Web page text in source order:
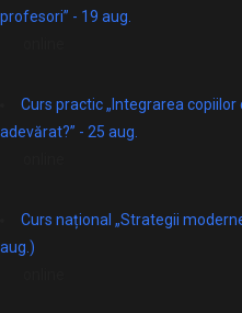
profesori” - 19 aug.
Curs practic „Integrarea
adevărat?” - 25 aug.
Curs național „Strategii
aug.)